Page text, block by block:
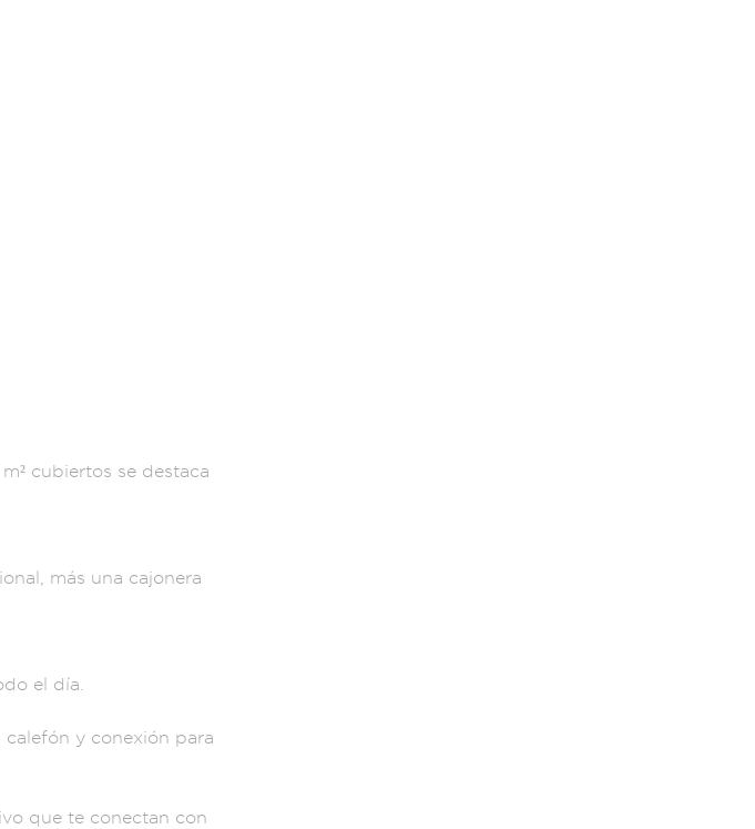
m² cubiertos se destaca
más una cajonera
do el día.
efón y conexión para
que te conectan con